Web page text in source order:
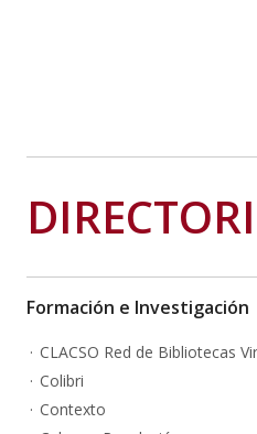
Formación e Investigación
CLACSO Red de Bibliotecas
Colibri
Contexto